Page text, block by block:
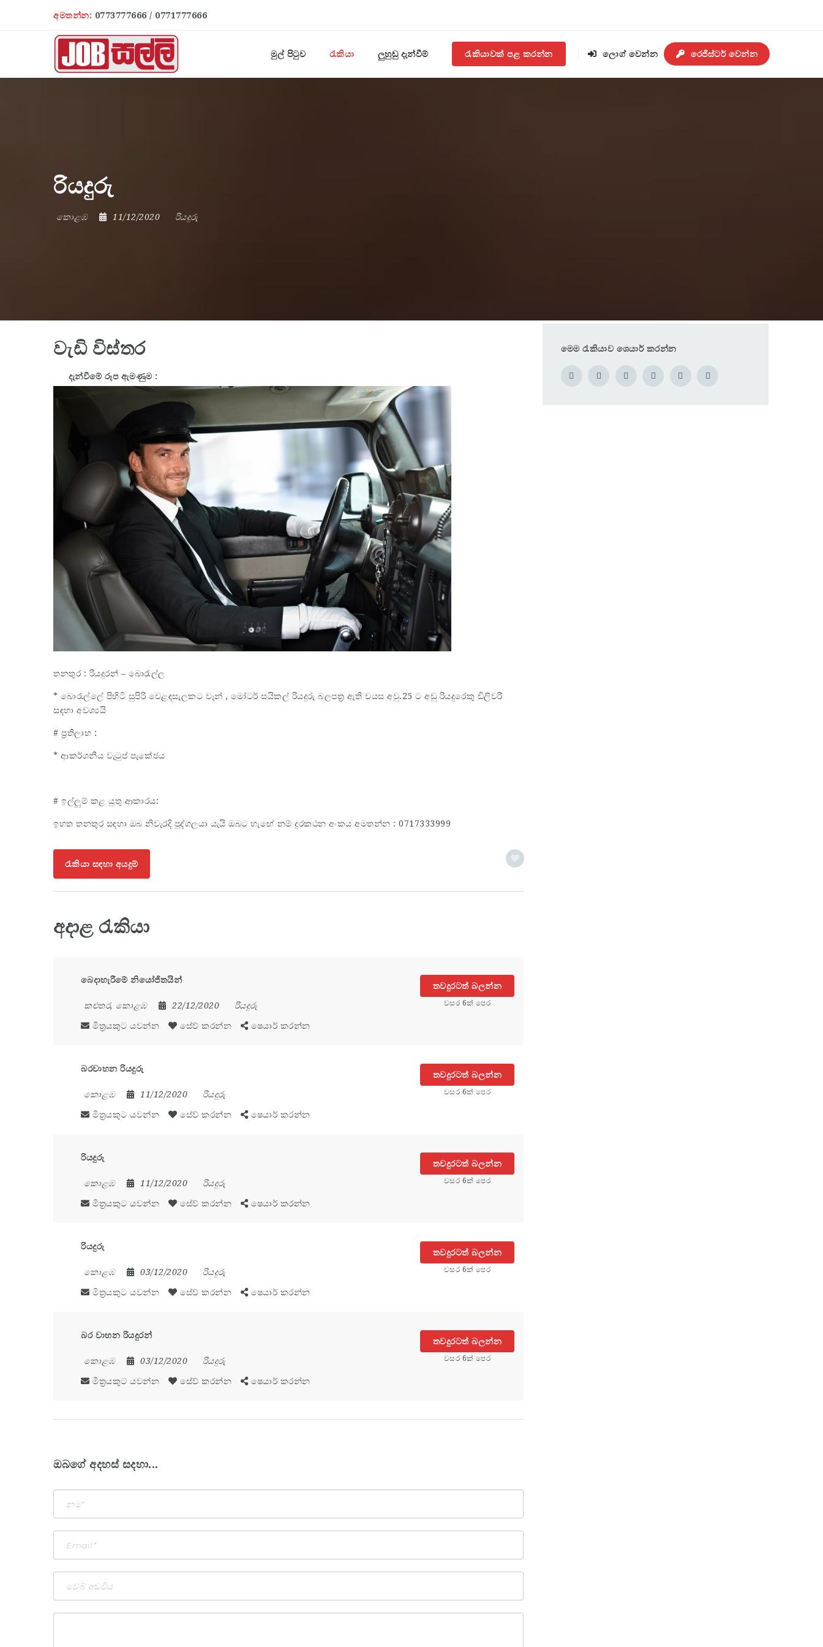
අමතන්න: 0773777666 / 0771777666
මුල් පිටුව රැකියා ලුහුඬු දැන්වීම් රැකියාවක් පළ කරන්න ලොග් වෙන්න රෙජිස්ටර් වෙන්න
රියදුරු
කොළඹ 11/12/2020 රියදුරු
වැඩි විස්තර
දැන්වීමේ රූප ඇමණුම
තනතුර : රියදුරන් – බොරැල්ල
* බොරැල්ලේ පිහිටි සුපිරි වෙළඳසැලකට වෑන් , මෝටර් සයිකල් රියදුරු බලපත්‍ර ඇති වයස අවු.25 ට අඩු රියදුරෙකු ඩිලිවරි
සඳහා අවශ්‍යයි
# ප්‍රතිලාභ :
* ආකර්ශනීය වැටුප් පැකේජය
# ඉල්ලුම් කළ යුතු ආකාරය:
ඉහත තනතුර සඳහා ඔබ නිවැරදි පුද්ගලයා යැයි ඔබට හැඟේ නම් දුරකථන අංකය අමතන්න : 0717333999
රැකියා සඳහා අයදුම්
අදාළ රැකියා
බෙදාහැරීමේ නියෝජිතයින්
කළුතර, කොළඹ 22/12/2020 රියදුරු
මිත්‍රයකුට යවන්න සේව් කරන්න ෂෙයාර් කරන්න
තවදුරටත් බලන්න
වසර 6ක් පෙර
බරවාහන රියදුරු
කොළඹ 11/12/2020 රියදුරු
මිත්‍රයකුට යවන්න සේව් කරන්න ෂෙයාර් කරන්න
තවදුරටත් බලන්න
වසර 6ක් පෙර
රියදුරු
කොළඹ 11/12/2020 රියදුරු
මිත්‍රයකුට යවන්න සේව් කරන්න ෂෙයාර් කරන්න
තවදුරටත් බලන්න
වසර 6ක් පෙර
රියදුරු
කොළඹ 03/12/2020 රියදුරු
මිත්‍රයකුට යවන්න සේව් කරන්න ෂෙයාර් කරන්න
තවදුරටත් බලන්න
වසර 6ක් පෙර
බර වාහන රියදුරන්
කොළඹ 03/12/2020 රියදුරු
මිත්‍රයකුට යවන්න සේව් කරන්න ෂෙයාර් කරන්න
තවදුරටත් බලන්න
වසර 6ක් පෙර
ඔබගේ අදහස් සදහා...
මෙම රැකියාව ශෙයාර් කරන්න